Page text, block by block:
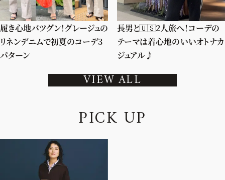
履き心地バツグン！グレージュの
リネンデニムで初夏のコーデ3
パターン
長男と🇺🇸2人旅へ！コーデの
テーマは着心地のいいオトナカ
ジュアル♪
VIEW ALL
PICK UP